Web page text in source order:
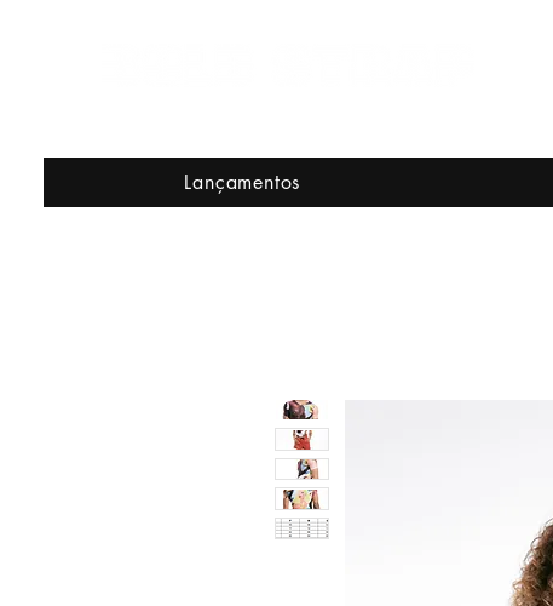
Lançamentos